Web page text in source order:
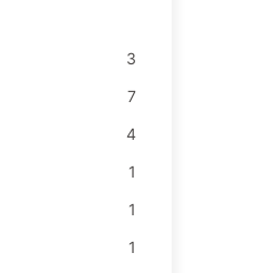
3
7
4
1
1
1